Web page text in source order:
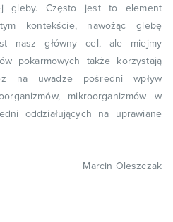
gleby. Często jest to element
kontekście, nawożąc glebę
nasz główny cel, ale miejmy
pokarmowych także korzystają
na uwadze pośredni wpływ
mikroorganizmów w
oddziałujących na uprawiane
Marcin Oleszczak